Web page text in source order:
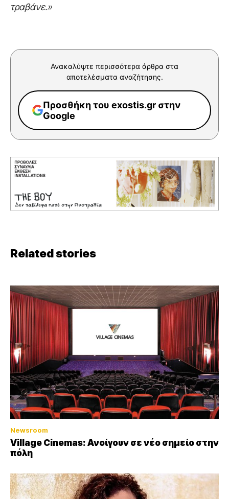
τραβάνε.»
Ανακαλύψτε περισσότερα άρθρα στα
αποτελέσματα αναζήτησης.
Προσθήκη του exostis.gr στην
Google
Related stories
Newsroom
Village Cinemas: Ανοίγουν σε νέο σημείο στην
πόλη